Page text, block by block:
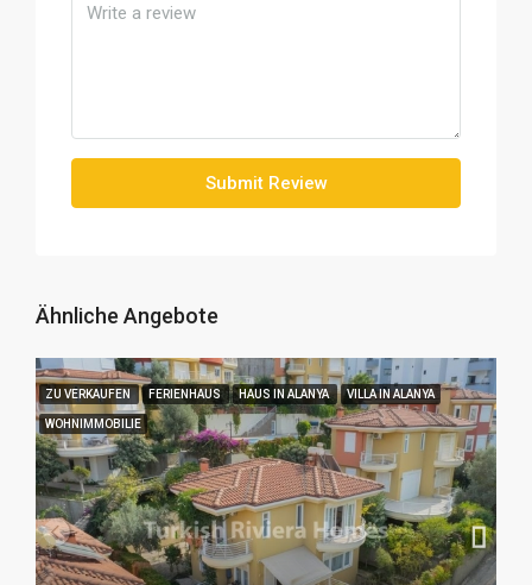
Submit Review
Ähnliche Angebote
ZU VERKAUFEN FERIENHAUS HAUS IN ALANYA VILLA IN ALANYA
WOHNIMMOBILIE